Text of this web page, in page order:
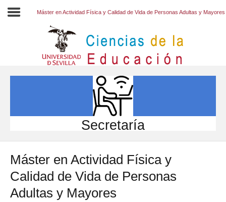
INVESTIGACIÓN
INTERNACIONAL
Directorio FCCE
Máster en Actividad Física y Calidad de Vida de Personas Adultas y Mayores
Secretaría
Máster en Actividad Física y
Calidad de Vida de Personas
Adultas y Mayores